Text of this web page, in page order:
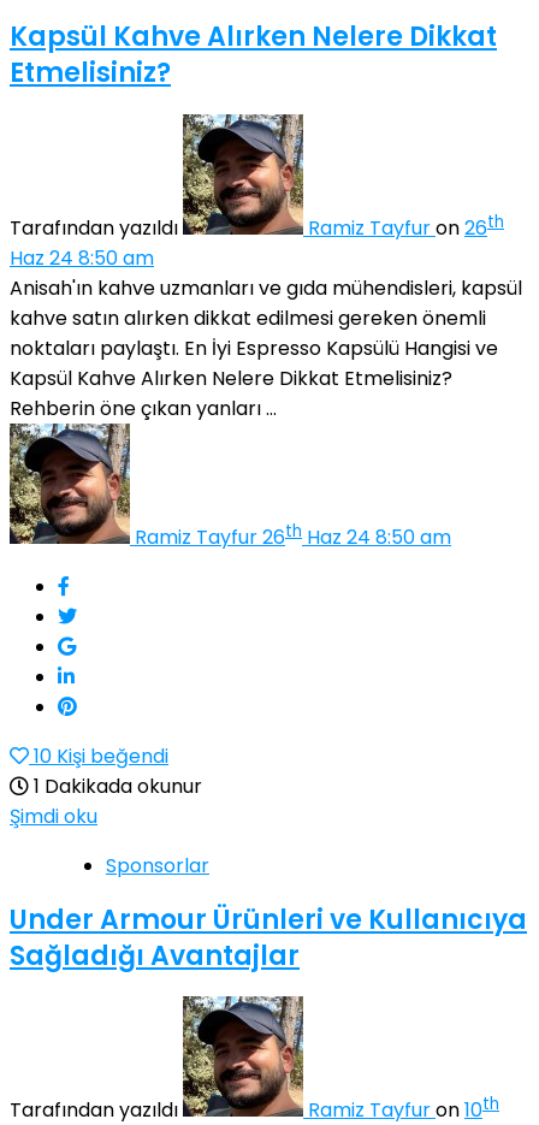
Kapsül Kahve Alırken Nelere Dikkat
Etmelisiniz?
Tarafından yazıldı Ramiz Tayfuron26th
Haz 24 8:50 am
Anisah'ın kahve uzmanları ve gıda mühendisleri, kapsül
kahve satın alırken dikkat edilmesi gereken önemli
noktaları paylaştı. En İyi Espresso Kapsülü Hangisi ve
Kapsül Kahve Alırken Nelere Dikkat Etmelisiniz?
Rehberin öne çıkan yanları ...
Ramiz Tayfur26th Haz 24 8:50 am
10 Kişi beğendi
1 Dakikada okunur
Şimdi oku
Sponsorlar
Under Armour Ürünleri ve Kullanıcıya
Sağladığı Avantajlar
Tarafından yazıldı Ramiz Tayfuron10th